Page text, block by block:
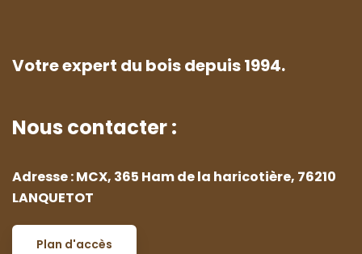
Votre expert du bois depuis 1994.
Nous contacter :
Adresse : MCX, 365 Ham de la haricotière, 76210
LANQUETOT
Plan d'accès